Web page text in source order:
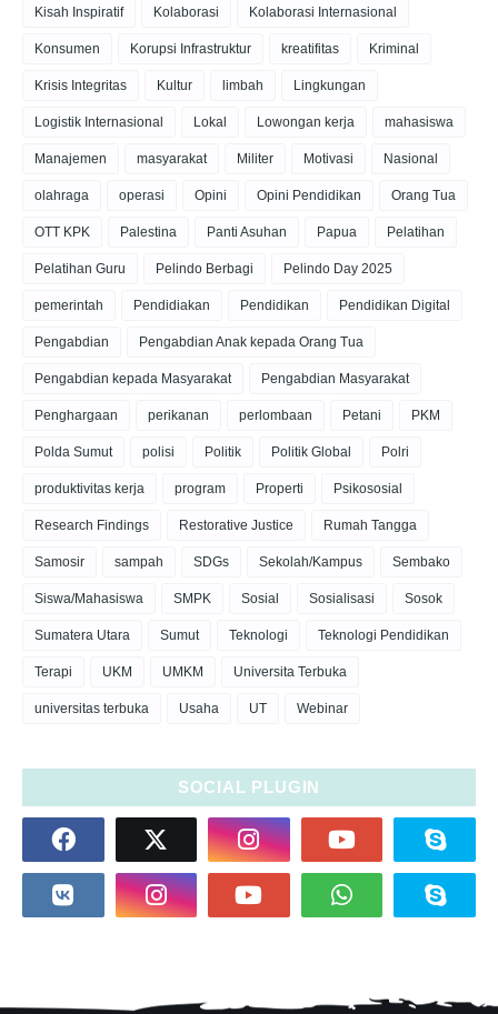
Kisah Inspiratif Kolaborasi Kolaborasi Internasional
Konsumen Korupsi Infrastruktur kreatifitas Kriminal
Krisis Integritas Kultur limbah Lingkungan
Logistik Internasional Lokal Lowongan kerja mahasiswa
Manajemen masyarakat Militer Motivasi Nasional
olahraga operasi Opini Opini Pendidikan Orang Tua
OTT KPK Palestina Panti Asuhan Papua Pelatihan
Pelatihan Guru Pelindo Berbagi Pelindo Day 2025
pemerintah Pendidiakan Pendidikan Pendidikan Digital
Pengabdian Pengabdian Anak kepada Orang Tua
Pengabdian kepada Masyarakat Pengabdian Masyarakat
Penghargaan perikanan perlombaan Petani PKM
Polda Sumut polisi Politik Politik Global Polri
produktivitas kerja program Properti Psikososial
Research Findings Restorative Justice Rumah Tangga
Samosir sampah SDGs Sekolah/Kampus Sembako
Siswa/Mahasiswa SMPK Sosial Sosialisasi Sosok
Sumatera Utara Sumut Teknologi Teknologi Pendidikan
Terapi UKM UMKM Universita Terbuka
universitas terbuka Usaha UT Webinar
SOCIAL PLUGIN